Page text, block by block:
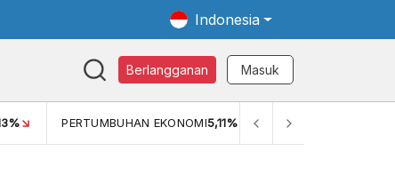
Indonesia
Berlangganan Masuk
PDB ADHK (Q1)3.447,70 GINI RASIO (SEM2)